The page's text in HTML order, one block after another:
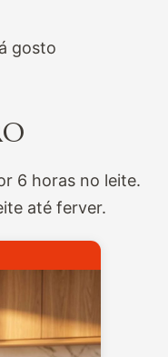
gosto
6 horas no leite.
até ferver.